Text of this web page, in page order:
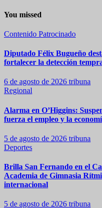
You missed
Contenido Patrocinado
Diputado Félix Bugueño
fortalecer la detección
6 de agosto de 2026 tribuna
Regional
Alarma en O’Higgins:
fuerza el empleo y la
5 de agosto de 2026 tribuna
Deportes
Brilla San Fernando en el
Academia de Gimnasia
internacional
5 de agosto de 2026 tribuna